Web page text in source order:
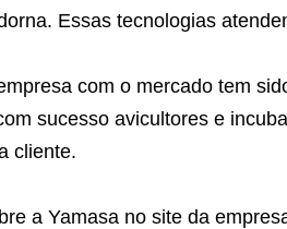
Essas tecnologias
com o mercado tem
sucesso avicultores e
cliente.
a Yamasa no site da